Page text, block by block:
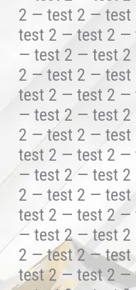
2 — test 2 —
test 2 — test 2 —
— test 2 — test
2 — test 2 —
test 2 — test 2
— test 2 — test
2 — test 2 —
test 2 — test 2 —
— test 2 — test
2 — test 2 —
test 2 — test 2 —
— test 2 — test
2 — test 2 —
test 2 — test 2 —